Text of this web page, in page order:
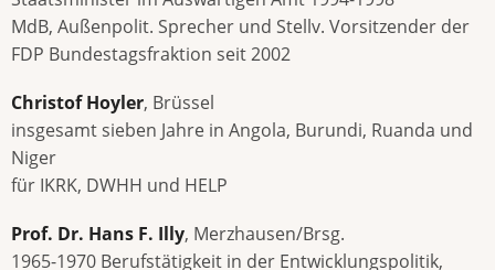
MdB, Außenpolit. Sprecher und Stellv. Vorsitzender der
FDP Bundestagsfraktion seit 2002
Christof Hoyler, Brüssel
insgesamt sieben Jahre in Angola, Burundi, Ruanda und
Niger
für IKRK, DWHH und HELP
Prof. Dr. Hans F. Illy, Merzhausen/Brsg.
1965-1970 Berufstätigkeit in der Entwicklungspolitik,